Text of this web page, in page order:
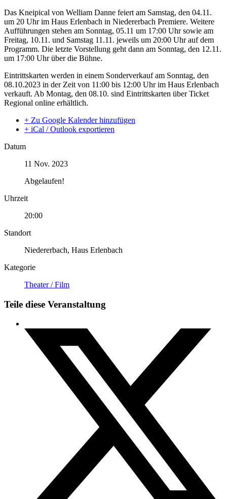
Das Kneipical von Welliam Danne feiert am Samstag, den 04.11.
um 20 Uhr im Haus Erlenbach in Niedererbach Premiere. Weitere
Aufführungen stehen am Sonntag, 05.11 um 17:00 Uhr sowie am
Freitag, 10.11. und Samstag 11.11. jeweils um 20:00 Uhr auf dem
Programm. Die letzte Vorstellung geht dann am Sonntag, den 12.11.
um 17:00 Uhr über die Bühne.
Eintrittskarten werden in einem Sonderverkauf am Sonntag, den
08.10.2023 in der Zeit von 11:00 bis 12:00 Uhr im Haus Erlenbach
verkauft. Ab Montag, den 08.10. sind Eintrittskarten über Ticket
Regional online erhältlich.
+ Zu Google Kalender hinzufügen
+ iCal / Outlook exportieren
Datum
11 Nov. 2023
Abgelaufen!
Uhrzeit
20:00
Standort
Niedererbach, Haus Erlenbach
Kategorie
Theater / Film
Teile diese Veranstaltung